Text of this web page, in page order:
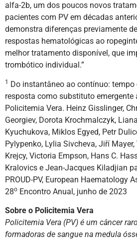
alfa-2b, um dos poucos novos
pacientes com PV em décadas
demonstra diferenças previamente
respostas hematológicas ao
melhor tratamento disponível, que
trombótico individual.”
1 Do instantâneo ao contínuo:
resposta como substituto
Policitemia Vera. Heinz Gisslinger,
Georgiev, Dorota Krochmalczyk,
Kyuchukova, Miklos Egyed, Petr
Pylypenko, Lylia Sivcheva, Jiří
Krejcy, Victoria Empson, Hans C.
Kralovics e Jean-Jacques Kiladjian
PROUD-PV, European Haematology
28o Encontro Anual, junho de 2023
Sobre o Policitemia Vera
Policitemia Vera (PV) é um câncer
formadoras de sangue na medula